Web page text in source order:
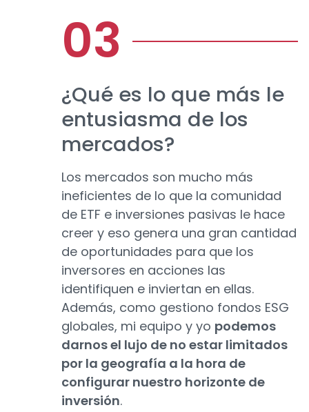
¿Qué es lo que más le
entusiasma de los
mercados?
Los mercados son mucho más
ineficientes de lo que la comunidad
de ETF e inversiones pasivas le hace
creer y eso genera una gran cantidad
de oportunidades para que los
inversores en acciones las
identifiquen e inviertan en ellas.
Además, como gestiono fondos ESG
globales, mi equipo y yo podemos
darnos el lujo de no estar limitados
por la geografía a la hora de
configurar nuestro horizonte de
inversión.